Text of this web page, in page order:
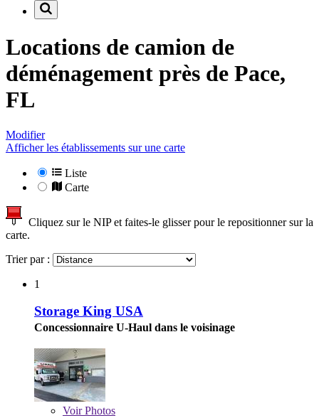
Locations de camion de
déménagement près de Pace,
FL
Modifier
Afficher les établissements sur une carte
Liste
Carte
Cliquez sur le NIP et faites-le glisser pour le repositionner sur la
carte.
Trier par :
1
Storage King USA
Concessionnaire U-Haul dans le voisinage
VoirPhotos